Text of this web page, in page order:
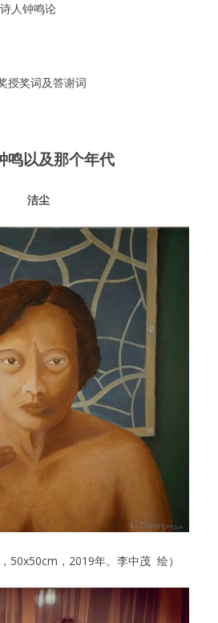
人钟鸣论
授奖词及答谢词
鸣以及那个年代
洁尘
50x50cm，2019年。李中茂 绘）